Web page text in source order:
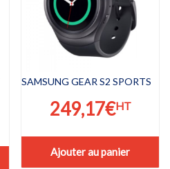
SAMSUNG GEAR S2 SPORTS
249,17€HT
Ajouter au panier